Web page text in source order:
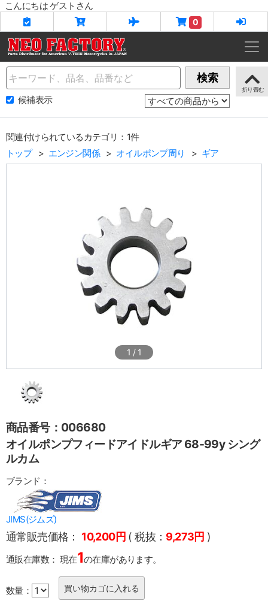
こんにちは ゲストさん
0
Name 検索
候補表示
関連付けられているカテゴリ：1件
トップ
エンジン関係 オイルポンプ周り ギア
1 / 1
商品番号：006680
オイルポンプフィードアイドルギア 68-99y シング
ルカム
ブランド：
JIMS(ジムズ)
通常販売価格： 10,200円 ( 税抜： 9,273円 )
通販在庫数： 現在1の在庫があります。
数量：